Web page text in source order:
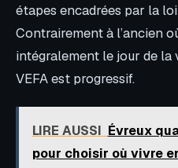
étapes encadrées par la
Contrairement à l’ancien
intégralement le jour de la
VEFA est progressif.
LIRE AUSSI Évreux
pour choisir où vivre